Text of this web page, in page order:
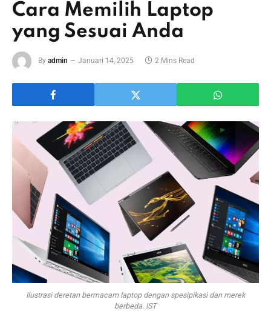
Cara Memilih Laptop
yang Sesuai Anda
By admin Januari 14, 2025 2 Mins Read
Ilustrasi deretan bermacam laptop dengan spesipikasi dan merek
berbeda. IST